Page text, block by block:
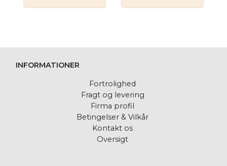
INFORMATIONER
Fortrolighed
Fragt og levering
Firma profil
Betingelser & Vilkår
Kontakt os
Oversigt